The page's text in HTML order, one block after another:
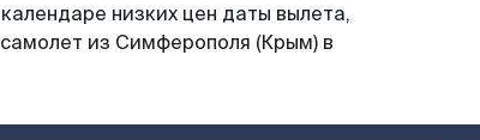
низких цен даты вылета,
из Симферополя (Крым) в